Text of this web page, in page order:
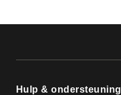
Hulp & ondersteuning